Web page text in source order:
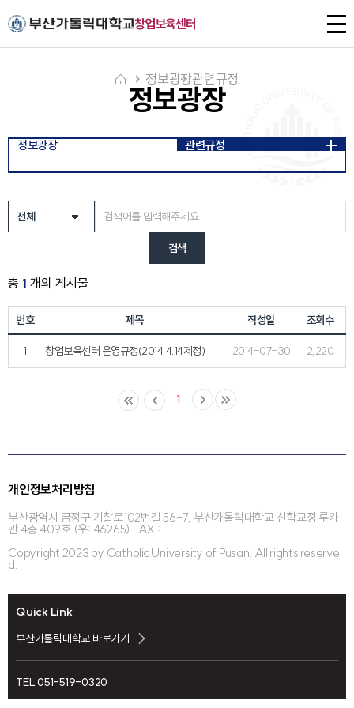
창업보육센터
전
체
메
정보광장
정보광장관련규정
정보광장 관련규정
검색
총 1 개의 게시물
번호 제목 작성일 조회수
1 창업보육센터 운영규정(2014.4.14제정) 2014-07-30 2,220
1
개인정보처리방침
부산광역시 금정구 기찰로102번길 56-7, 부산가톨릭대학교 신학교정 루카
관 4층 409호 (우: 46265) FAX :
Copyright 2023 by Catholic University of Pusan. All rights reserve
d.
Quick Link
부산가톨릭대학교 바로가기
TEL 051-519-0320